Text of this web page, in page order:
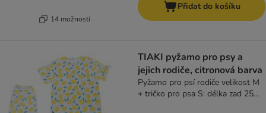
14 možností
Přidat do košíku
TIAKI pyžamo pro psy a
jejich rodiče, citronová barva
Pyžamo pro psí rodiče velikost M
+ tričko pro psa S: délka zad 25